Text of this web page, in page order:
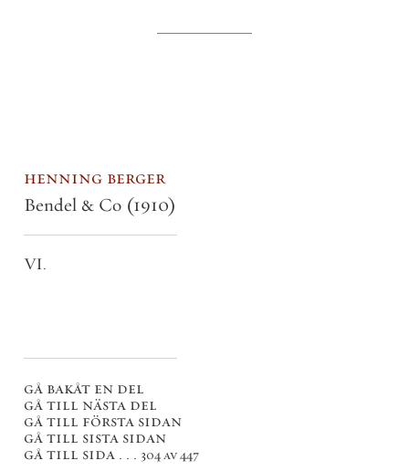
henning berger
Bendel & Co (1910)
VI.
gå bakåt en del
gå till nästa del
gå till första sidan
gå till sista sidan
gå till sida . . . 304 av 447